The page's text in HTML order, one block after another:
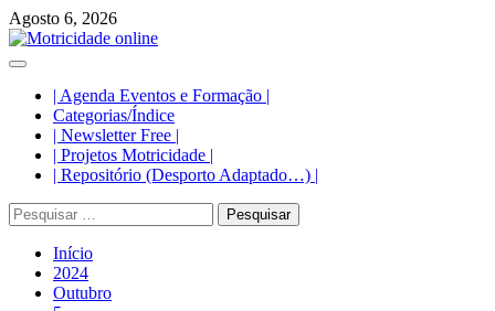
Avançar
para
o
Agosto 6, 2026
Menu
principal| Agenda Eventos e Formação |
Categorias/Índice
| Newsletter Free |
| Projetos Motricidade |
| Repositório (Desporto Adaptado…) |
Pesquisar
por:
Início
2024
Outubro